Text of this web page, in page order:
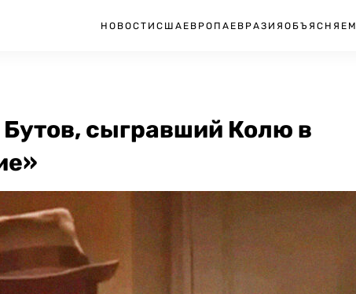
НОВОСТИ США ЕВРОПА ЕВРАЗИЯ ОБЪЯСНЯЕМ
сыгравший Колю в